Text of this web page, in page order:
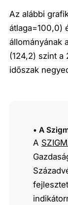
Az alábbi
átlaga=100,0)
állományának
(124,2) szint a
időszak
• A
A